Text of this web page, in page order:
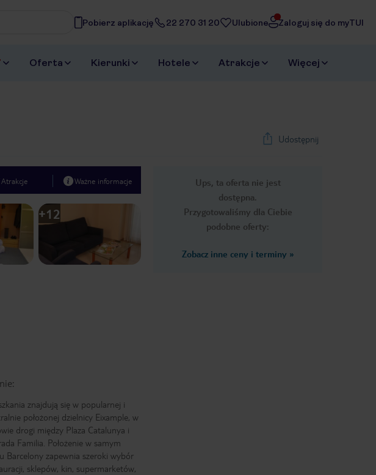
szukasz
Pobierz aplikację 22 270 31 20 Ulubione Zaloguj się do myTUI
Oferta Kierunki Hotele Atrakcje Więcej
Udostępnij
Ups, ta oferta nie jest
dostępna.
Przygotowaliśmy dla Ciebie
podobne oferty:
Zobacz inne ceny i terminy »
Atrakcje Ważne informacje
1 /18
+12
znajdują się w popularnej i
położonej dzielnicy Eixample, w
drogi między Plaza Catalunya i
Familia. Położenie w samym
Barcelony zapewnia szeroki wybór
sklepów, kin, supermarketów,